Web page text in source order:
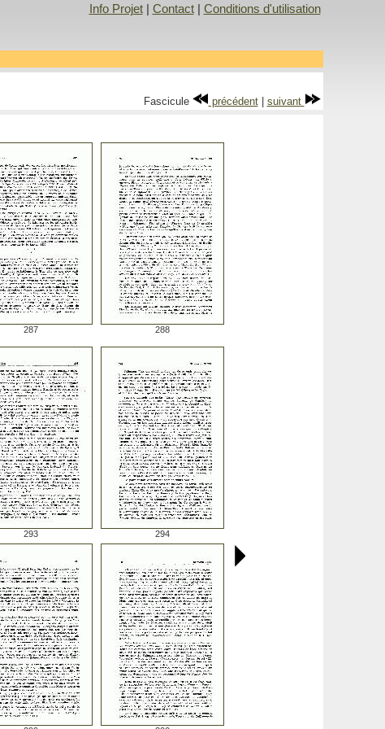
Info Projet| Contact| Conditions d'utilisation
Fascicule précédent| suivant
287 288
293 294